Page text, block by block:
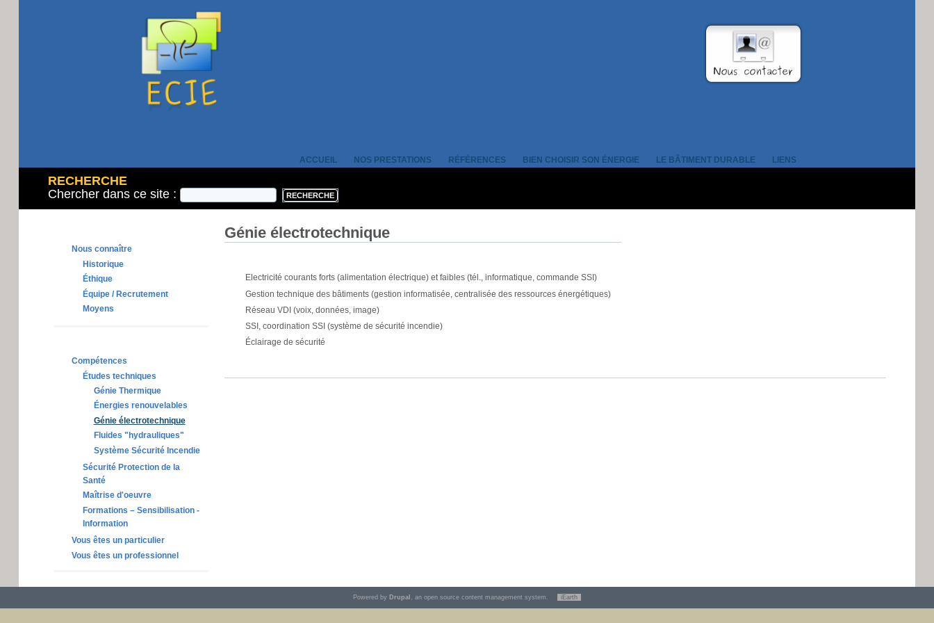
ACCUEIL NOS PRESTATIONS RÉFÉRENCES BIEN CHOISIR SON ÉNERGIE LE BÂTIMENT DURABLE LIENS
RECHERCHE
Chercher dans ce site :
Nous connaître
Historique
Éthique
Équipe / Recrutement
Moyens
Compétences
Études techniques
Génie Thermique
Énergies renouvelables
Génie électrotechnique
Fluides "hydrauliques"
Système Sécurité Incendie
Sécurité Protection de la
Santé
Maîtrise d'oeuvre
Formations – Sensibilisation -
Information
Vous êtes un particulier
Vous êtes un professionnel
Génie électrotechnique
Electricité courants forts (alimentation électrique) et faibles (tél., informatique, commande SSI)
Gestion technique des bâtiments (gestion informatisée, centralisée des ressources énergétiques)
Réseau VDI (voix, données, image)
SSI, coordination SSI (système de sécurité incendie)
Éclairage de sécurité
Powered by Drupal , an open source content management system. iEarth